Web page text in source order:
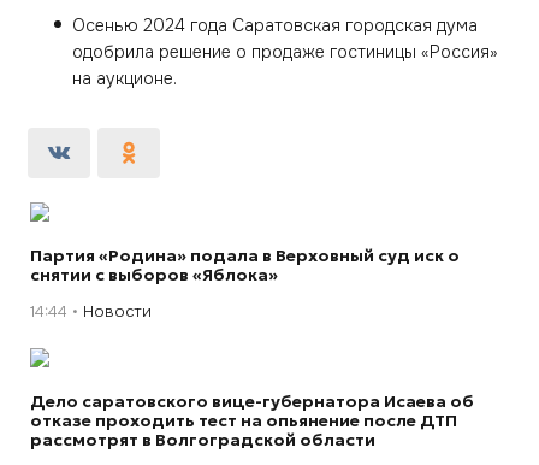
Осенью 2024 года Саратовская городская дума
одобрила решение о продаже гостиницы «Россия»
на аукционе.
Партия «Родина» подала в Верховный суд иск о
снятии с выборов «Яблока»
14:44 Новости
Дело саратовского вице-губернатора Исаева об
отказе проходить тест на опьянение после ДТП
рассмотрят в Волгоградской области